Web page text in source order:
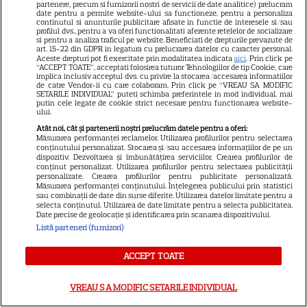
Știri mondene
Avantaje
Elle
Unica
Retete practice
URMĂREȘTE-NE PE
Copyright2026Ringier Romania – Toate Drepturile rezervate
Jocurile de noroc sunt interzise minorilor.
partenere, precum si furnizorii nostri de servicii de date analitice) prelucram
date pentru a permite website-ului sa functioneze, pentru a personaliza
continutul si anunturile publicitare afisate in functie de interesele si/sau
profilul dvs., pentru a va oferi functionalitati aferente retelelor de socializare
si pentru a analiza traficul pe website. Beneficiati de drepturile prevazute de
art. 15-22 din GDPR in legatura cu prelucrarea datelor cu caracter personal.
Aceste drepturi pot fi exercitate prin modalitatea indicataaici. Prin click pe
“ACCEPT TOATE”, acceptati folosirea tuturor Tehnologiilor de tip Cookie, care
implica inclusiv acceptul dvs. cu privire la stocarea/accesarea informatiilor
de catre Vendor-ii cu care colaboram. Prin click pe “VREAU SA MODIFIC
SETARILE INDIVIDUAL” puteti schimba preferintele in mod individual, mai
putin cele legate de cookie strict necesare pentru functionarea website-
ului.
Atât noi, cât și partenerii noștri prelucrăm datele pentru a oferi:
Măsurarea performanței reclamelor. Utilizarea profilurilor pentru selectarea
conținutului personalizat. Stocarea și/sau accesarea informațiilor de pe un
dispozitiv. Dezvoltarea și îmbunătățirea serviciilor. Crearea profilurilor de
conținut personalizat. Utilizarea profilurilor pentru selectarea publicității
personalizate. Crearea profilurilor pentru publicitate personalizată.
Măsurarea performanței conținutului. Înțelegerea publicului prin statistici
sau combinații de date din surse diferite. Utilizarea datelor limitate pentru a
selecta conținutul. Utilizarea de date limitate pentru a selecta publicitatea.
Date precise de geolocație și identificarea prin scanarea dispozitivului.
Listă parteneri (furnizori)
ACCEPT TOATE
VREAU SA MODIFIC SETARILE INDIVIDUAL